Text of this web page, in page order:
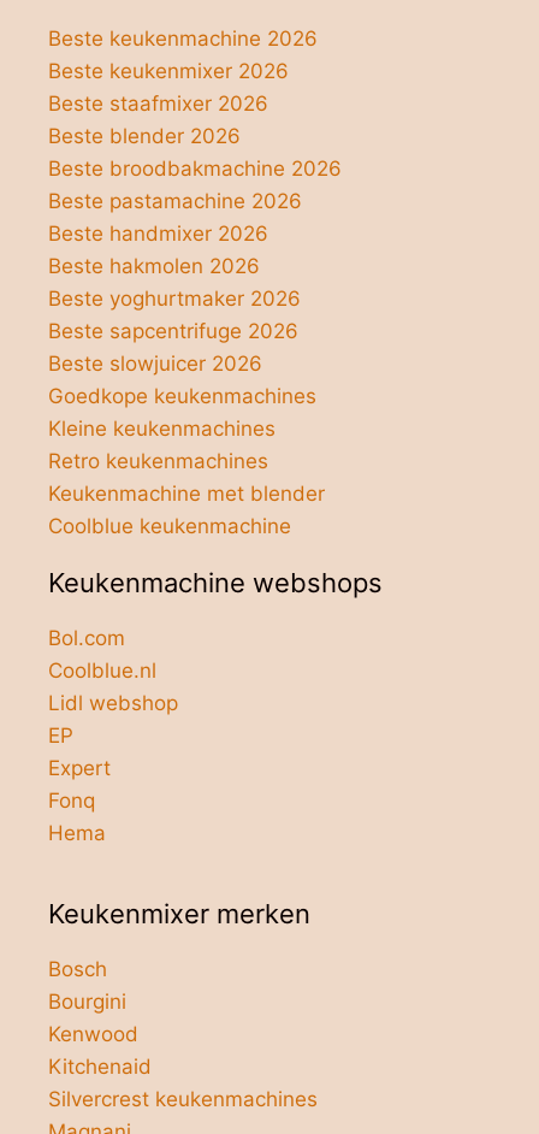
Beste keukenmachine 2026
Beste keukenmixer 2026
Beste staafmixer 2026
Beste blender 2026
Beste broodbakmachine 2026
Beste pastamachine 2026
Beste handmixer 2026
Beste hakmolen 2026
Beste yoghurtmaker 2026
Beste sapcentrifuge 2026
Beste slowjuicer 2026
Goedkope keukenmachines
Kleine keukenmachines
Retro keukenmachines
Keukenmachine met blender
Coolblue keukenmachine
Keukenmachine webshops
Bol.com
Coolblue.nl
Lidl webshop
EP
Expert
Fonq
Hema
Keukenmixer merken
Bosch
Bourgini
Kenwood
Kitchenaid
Silvercrest keukenmachines